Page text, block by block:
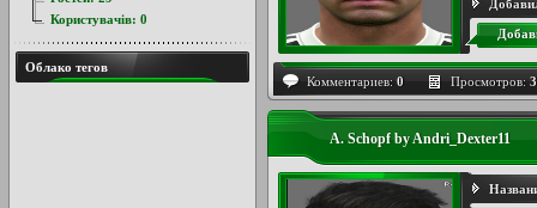
Комментариев: 0 Просмотров:
A. Schopf by Andri_Dexter11
Користувачів: 0
Облако тегов